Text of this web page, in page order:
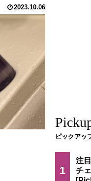
2023.10.06
ピックアッ
1
注
チ